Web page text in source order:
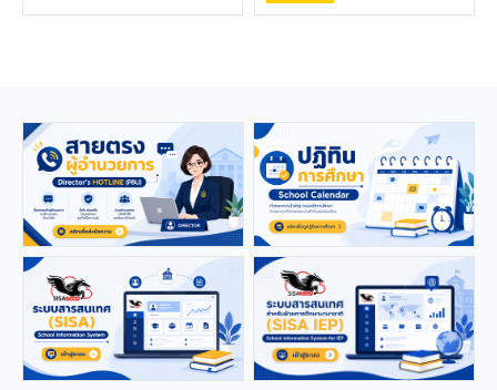
applications from qualified
foreign educators for
teaching positions
covering Kindergarten,
Primary, and High School
levels. Benefits Monthly
Salary: 30,000 – 40,000
THB Housing Allowance:
6,500 THB Full assistance
with Visa and Work Permit
extensions Private Health
Insurance cover